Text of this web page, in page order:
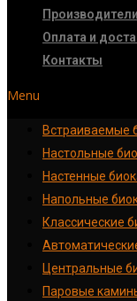
Производители
Оплата и
Контакты
Menu
Встраиваемые
Настoльные
Настенные
Напольные
Классические
Центральные
Паровые